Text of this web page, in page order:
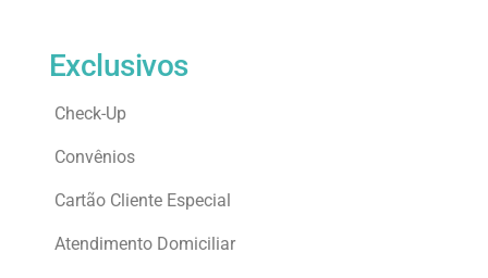
Exclusivos
Check-Up
Convênios
Cartão Cliente Especial
Atendimento Domiciliar